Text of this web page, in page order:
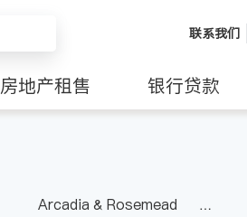
联系我们
房地产租售 银行贷款
Arcadia & Rosemead